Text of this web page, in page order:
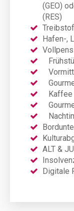
(GEO)
(RES)
Hafen-,
Kaffee
ALT &
Digitale